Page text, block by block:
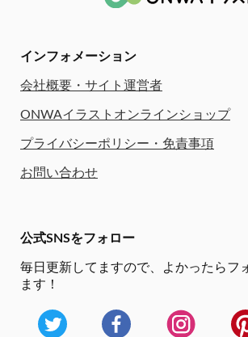
インフォメーション
会社概要・サイト運営者
ONWAイラストオンラインショップ
プライバシーポリシー・免責事項
お問い合わせ
公式SNSをフォロー
毎日更新してますので、
よかったらフ
ます！